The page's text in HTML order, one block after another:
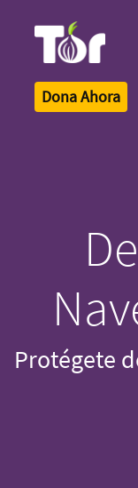
Dona Ahora
Protégete